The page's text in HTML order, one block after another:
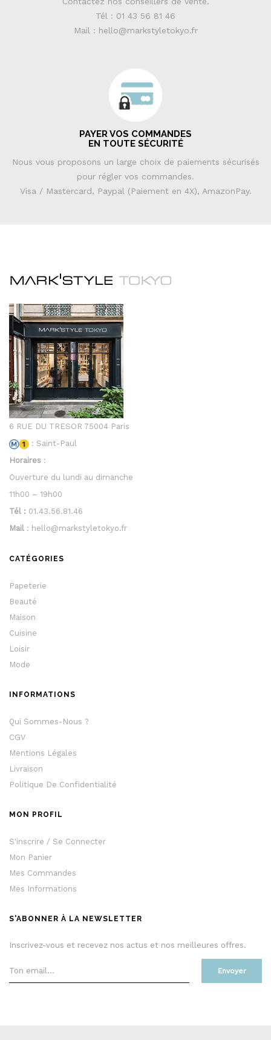
Tél : 01 43 56 81 46
Mail : hello@markstyletokyo.fr
PAYER VOS COMMANDES
EN TOUTE SÉCURITÉ
Nous vous proposons un large choix de paiements sécurisés
pour régler vos commandes.
Visa / Mastercard, Paypal (Paiement en 4X), AmazonPay.
6 RUE DU TRESOR 75004 Paris
: Saint-Paul
Horaires :
Ouverture du lundi au dimanche
11h00 – 19h00
Tél : 01.43.56.81.46
Mail : hello@markstyletokyo.fr
CATÉGORIES
Papeterie
Beauté
Maison
Cuisine
Loisir
Mode
INFORMATIONS
Qui Sommes-Nous ?
CGV
Mentions Légales
Livraison
Politique De Confidentialité
MON PROFIL
S'inscrire / Se Connecter
Mon Panier
Mes Commandes
Mes Informations
S'ABONNER À LA NEWSLETTER
Inscrivez-vous et recevez nos actus et nos meilleures offres.
Envoyer